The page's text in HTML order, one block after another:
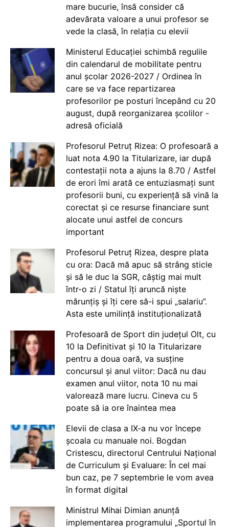
mare bucurie, însă consider că
adevărata valoare a unui profesor se
vede la clasă, în relația cu elevii
Ministerul Educației schimbă regulile
din calendarul de mobilitate pentru
anul școlar 2026-2027 / Ordinea în
care se va face repartizarea
profesorilor pe posturi începând cu 20
august, după reorganizarea școlilor -
adresă oficială
Profesorul Petruț Rizea: O profesoară a
luat nota 4.90 la Titularizare, iar după
contestații nota a ajuns la 8.70 / Astfel
de erori îmi arată ce entuziasmați sunt
profesorii buni, cu experiență să vină la
corectat și ce resurse financiare sunt
alocate unui astfel de concurs
important
Profesorul Petruț Rizea, despre plata
cu ora: Dacă mă apuc să strâng sticle
și să le duc la SGR, câștig mai mult
într-o zi / Statul îți aruncă niște
mărunțiș și îți cere să-i spui „salariu”.
Asta este umilință instituționalizată
Profesoară de Sport din județul Olt, cu
10 la Definitivat și 10 la Titularizare
pentru a doua oară, va susține
concursul și anul viitor: Dacă nu dau
examen anul viitor, nota 10 nu mai
valorează mare lucru. Cineva cu 5
poate să ia ore înaintea mea
Elevii de clasa a IX-a nu vor începe
școala cu manuale noi. Bogdan
Cristescu, directorul Centrului Național
de Curriculum și Evaluare: În cel mai
bun caz, pe 7 septembrie le vom avea
în format digital
Ministrul Mihai Dimian anunță
implementarea programului „Sportul în